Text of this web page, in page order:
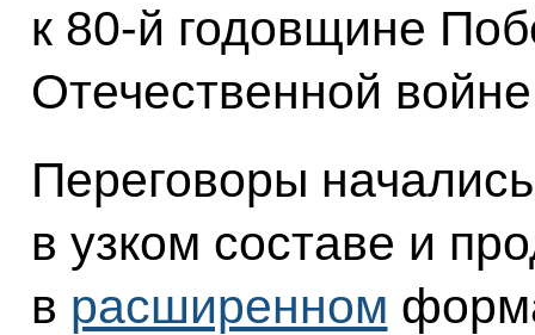
к 80-й годовщине
Отечественной войне
Переговоры
в узком составе и
в расширенном